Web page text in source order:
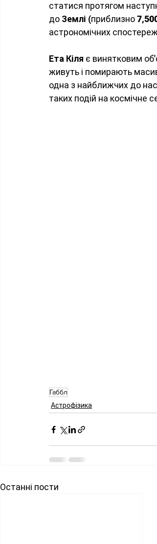
статися протягом
до Землі (приблизно
астрономічних
Ета Кіля є винятковим
живуть і помирають
одна з найближчих до нас
таких подій на космічне
Габбл
Астрофізика
Останні пости